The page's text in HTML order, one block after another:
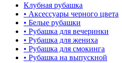
Клубная рубашка
• Аксессуары черного цвета
• Белые рубашки
• Рубашка для вечеринки
• Рубашка для жениха
• Рубашка для смокинга
• Рубашка на выпускной